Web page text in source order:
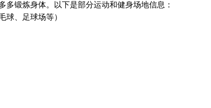
锻炼身体。以下是部分运动和健身场地信息：
球、足球场等）